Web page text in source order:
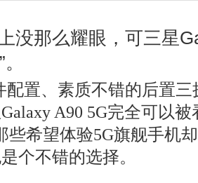
没那么耀眼，可三星
配置、素质不错的后置三
A90 5G完全可以
些希望体验5G旗舰手机
个不错的选择。